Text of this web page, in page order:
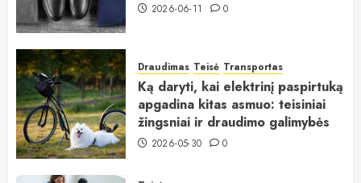
2026-06-11 0
Draudimas Teisė Transportas
Ką daryti, kai elektrinį paspirtuką
apgadina kitas asmuo: teisiniai
žingsniai ir draudimo galimybės
2026-05-30 0